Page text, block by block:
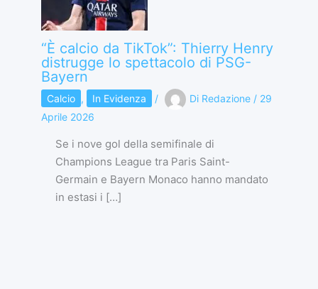
“È calcio da TikTok”: Thierry Henry
distrugge lo spettacolo di PSG-
Bayern
Calcio , In Evidenza / Di Redazione / 29
Aprile 2026
Se i nove gol della semifinale di
Champions League tra Paris Saint-
Germain e Bayern Monaco hanno mandato
in estasi i […]